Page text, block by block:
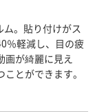
。貼り付けがス
％軽減し、目の疲
画が綺麗に見え
とができます。